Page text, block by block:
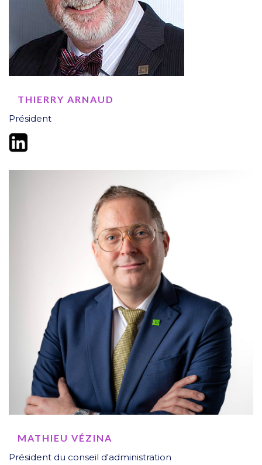
THIERRY ARNAUD
Président
MATHIEU VÉZINA
Président du conseil d'administration